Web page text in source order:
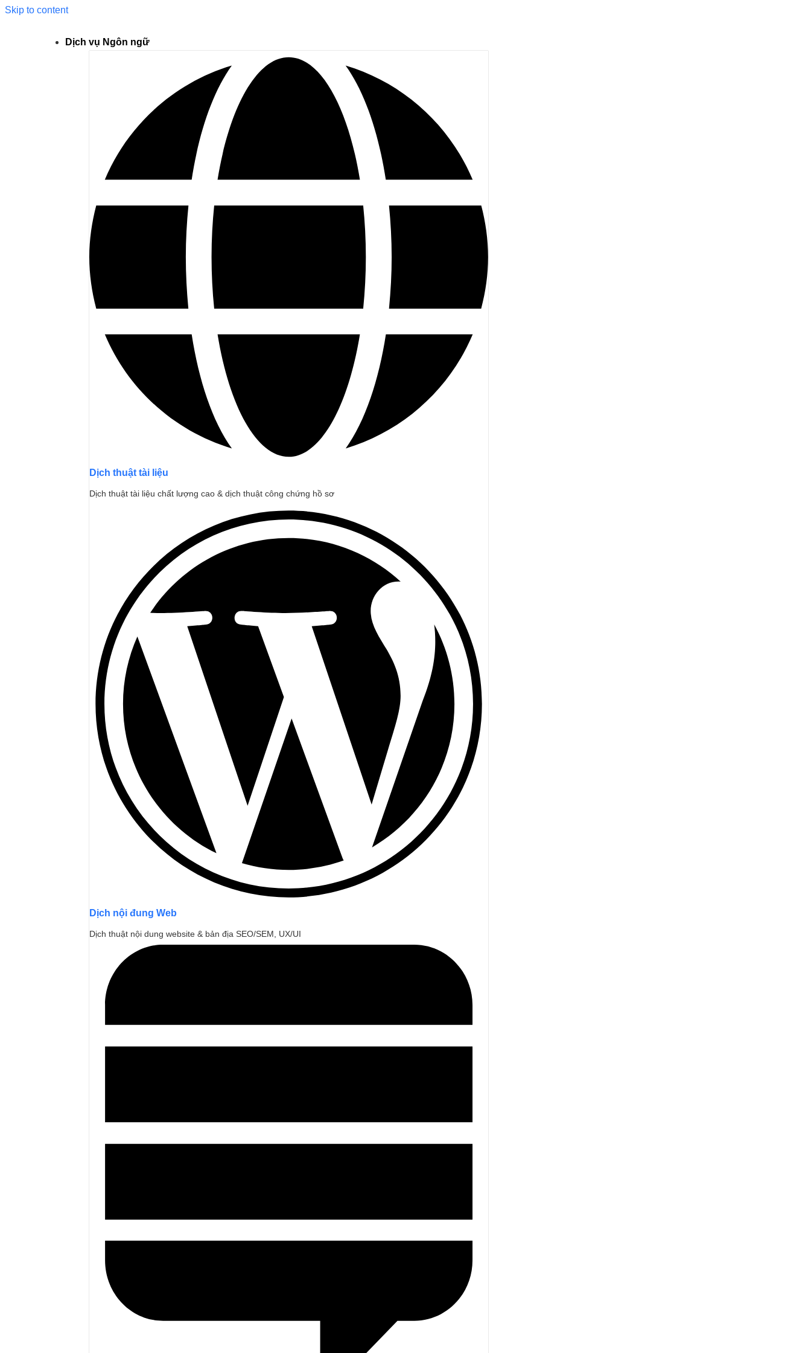
Skip to content
Dịch vụ Ngôn ngữ
Dịch thuật tài liệu
Dịch thuật tài liệu chất lượng cao & dịch thuật công chứng hồ sơ
Dịch nội đung Web
Dịch thuật nội dung website & bản địa SEO/SEM, UX/UI